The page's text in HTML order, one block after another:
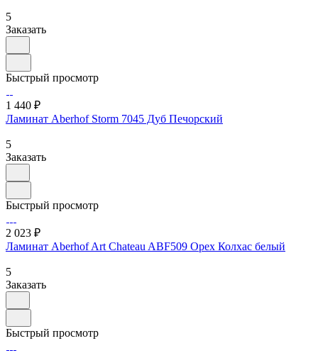
5
Заказать
Быстрый просмотр
1 440 ₽
Ламинат Aberhof Storm 7045 Дуб Печорский
5
Заказать
Быстрый просмотр
2 023 ₽
Ламинат Aberhof Art Chateau ABF509 Орех Колхас белый
5
Заказать
Быстрый просмотр